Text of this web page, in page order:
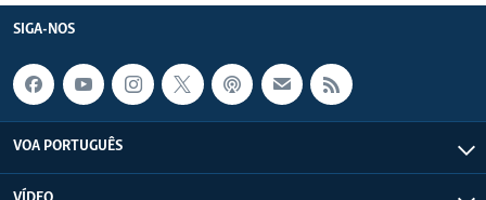
SIGA-NOS
VOA PORTUGUÊS